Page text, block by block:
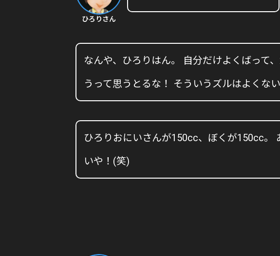
ひろりさん
なんや、ひろりはん。 自分だけよくばって
うって思うとるな！ そういうズルはよくない
ひろりおにいさんが150cc、ぼくが150cc。
いや！(笑)